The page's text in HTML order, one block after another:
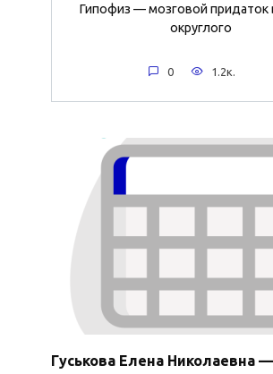
Гипофиз — мозговой придаток
округлого
0 1.2к.
Гуськова Елена Николаевна